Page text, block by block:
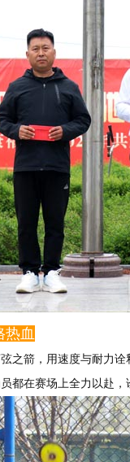
热血
之箭，用速度与耐力
都在赛场上全力以赴